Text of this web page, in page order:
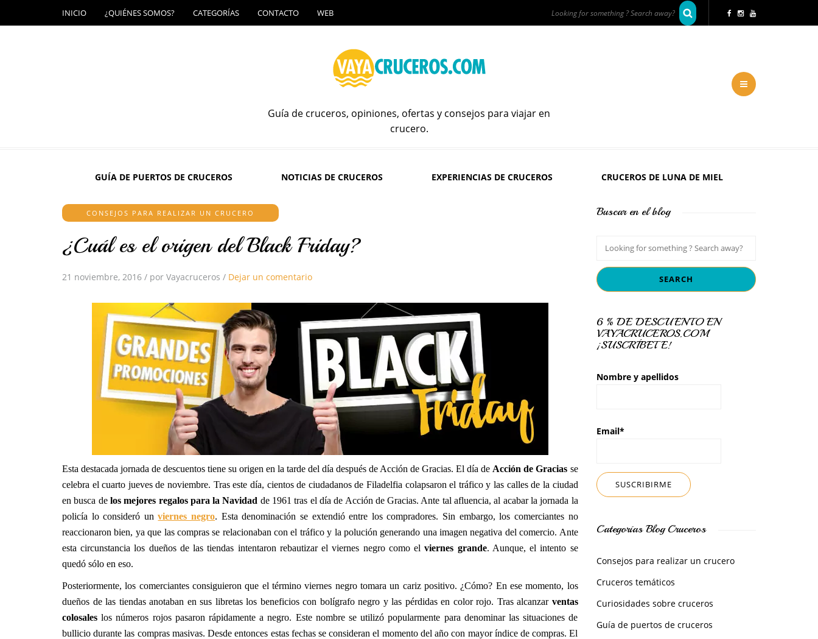
INICIO ¿QUIÉNES SOMOS? CATEGORÍAS CONTACTO WEB
Guía de cruceros, opiniones, ofertas y consejos para viajar en
crucero.
GUÍA DE PUERTOS DE CRUCEROS NOTICIAS DE CRUCEROS EXPERIENCIAS DE CRUCEROS CRUCEROS DE LUNA DE MIEL
CONSEJOS PARA REALIZAR UN CRUCERO
¿Cuál es el origen del Black Friday?
21 noviembre, 2016 / por Vayacruceros / Dejar un comentario
Esta destacada jornada de descuentos tiene su origen en la tarde del día después de Acción de Gracias. El día de Acción de Gracias se
celebra el cuarto jueves de noviembre. Tras este día, cientos de ciudadanos de Filadelfia colapsaron el tráfico y las calles de la ciudad
en busca de los mejores regalos para la Navidad de 1961 tras el día de Acción de Gracias. Ante tal afluencia, al acabar la jornada la
policía lo consideró unviernes negro. Esta denominación se extendió entre los compradores. Sin embargo, los comerciantes no
reaccionaron bien, ya que las compras se relacionaban con el tráfico y la polución generando una imagen negativa del comercio. Ante
esta circunstancia los dueños de las tiendas intentaron rebautizar el viernes negro como elviernes grande. Aunque, el intento se
quedó sólo en eso.
Posteriormente, los comerciantes consiguieron que el término viernes negro tomara un cariz positivo. ¿Cómo? En ese momento, los
dueños de las tiendas anotaban en sus libretas los beneficios con bolígrafo negro y las pérdidas en color rojo. Tras alcanzar ventas
colosales los números rojos pasaron rápidamente a negro. Este nombre se utilizó popularmente para denominar las situaciones de
bullicio durante las compras masivas. Desde entonces estas fechas se consideran el momento del año con mayor índice de compras. El
Buscar en el blog
6 % DE DESCUENTO EN
VAYACRUCEROS.COM
¡SUSCRÍBETE!
Nombre y apellidos
Email*
Categorías Blog Cruceros
Consejos para realizar un crucero
Cruceros temáticos
Curiosidades sobre cruceros
Guía de puertos de cruceros